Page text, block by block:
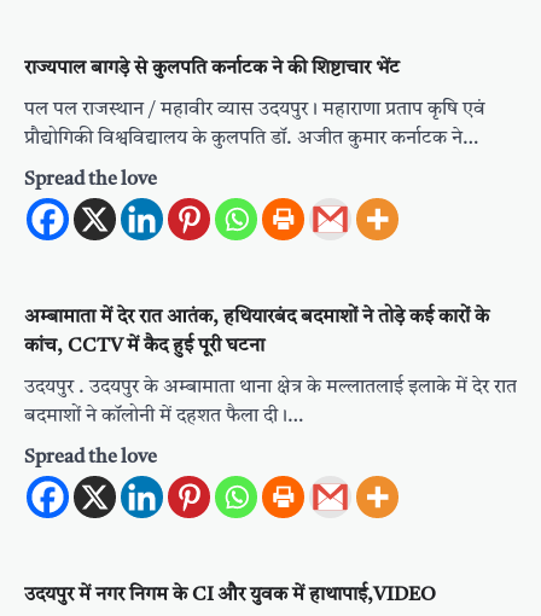
राज्यपाल बागड़े से कुलपति कर्नाटक ने की शिष्टाचार भेंट
पल पल राजस्थान / महावीर व्यास उदयपुर। महाराणा प्रताप कृषि एवं
प्रौद्योगिकी विश्वविद्यालय के कुलपति डॉ. अजीत कुमार कर्नाटक ने…
Spread the love
अम्बामाता में देर रात आतंक, हथियारबंद बदमाशों ने तोड़े कई कारों के
कांच, CCTV में कैद हुई पूरी घटना
उदयपुर . उदयपुर के अम्बामाता थाना क्षेत्र के मल्लातलाई इलाके में देर रात
बदमाशों ने कॉलोनी में दहशत फैला दी।…
Spread the love
उदयपुर में नगर निगम के CI और युवक में हाथापाई,VIDEO